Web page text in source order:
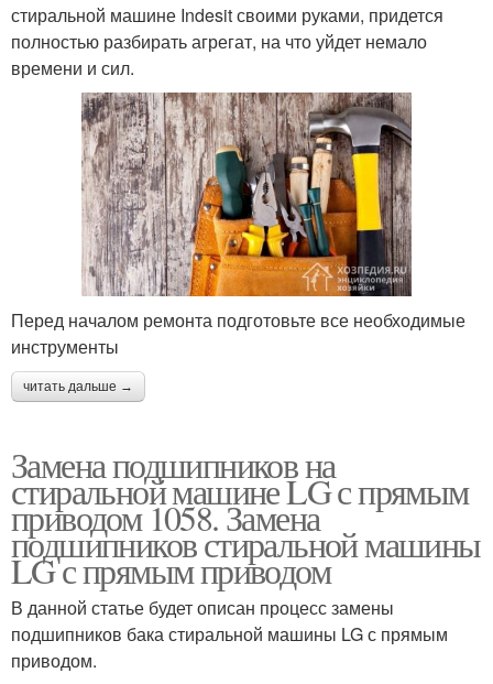
стиральной машине Indesit своими руками, придется
полностью разбирать агрегат, на что уйдет немало
времени и сил.
Перед началом ремонта подготовьте все необходимые
инструменты
читать дальше →
Замена подшипников на
стиральной машине LG с прямым
приводом 1058. Замена
подшипников стиральной машины
LG с прямым приводом
В данной статье будет описан процесс замены
подшипников бака стиральной машины LG с прямым
приводом.